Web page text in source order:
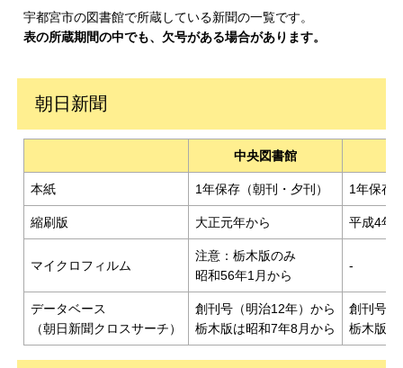
宇都宮市の図書館で所蔵している新聞の一覧です。
表の所蔵期間の中でも、欠号がある場合があります。
朝日新聞
中央図書館
本紙 1年保存（朝刊・夕刊） 1年保存
縮刷版 大正元年から 平成4年
マイクロフィルム
注意：栃木版のみ
昭和56年1月から
-
データベース
（朝日新聞クロスサーチ）
創刊号（明治12年）から
栃木版は昭和7年8月から
創刊号
栃木版